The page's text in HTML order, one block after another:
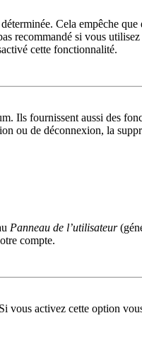
Cela empêche
recommandé si vous
cette fonctionnalité.
Ils fournissent aussi des
ou de déconnexion, la
Panneau de l’utilisateur
compte.
vous activez cette option